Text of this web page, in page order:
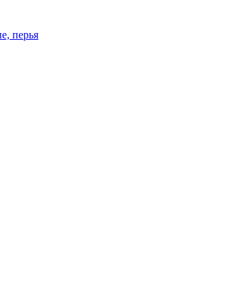
перья